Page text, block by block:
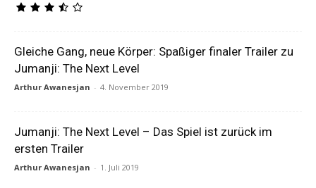
Gleiche Gang, neue Körper: Spaßiger finaler Trailer zu
Jumanji: The Next Level
Arthur Awanesjan - 4. November 2019
Jumanji: The Next Level – Das Spiel ist zurück im
ersten Trailer
Arthur Awanesjan - 1. Juli 2019